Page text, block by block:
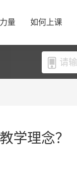
量 如何上课
学理念？